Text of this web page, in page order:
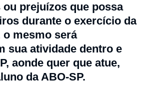
ou prejuízos que possa
durante o exercício da
o mesmo será
sua atividade dentro e
aonde quer que atue,
da ABO-SP.